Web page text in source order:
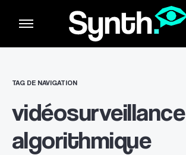
TAG DE NAVIGATION
vidéosurveillance
algorithmique